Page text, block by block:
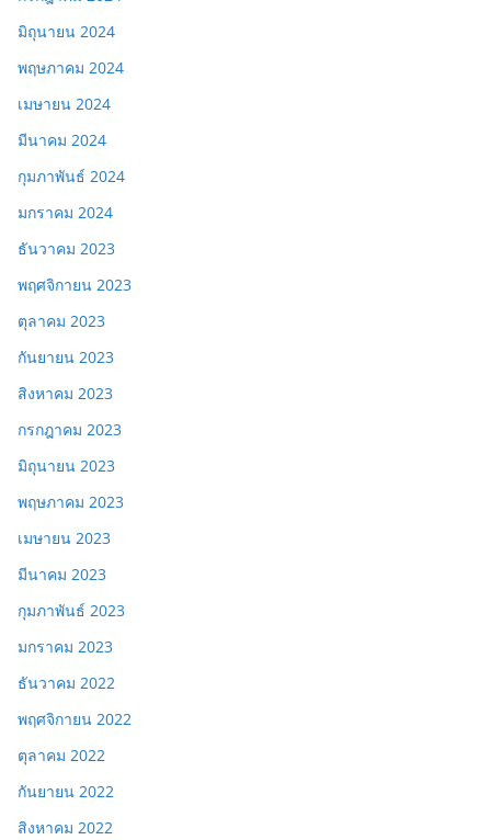
มิถุนายน 2024
พฤษภาคม 2024
เมษายน 2024
มีนาคม 2024
กุมภาพันธ์ 2024
มกราคม 2024
ธันวาคม 2023
พฤศจิกายน 2023
ตุลาคม 2023
กันยายน 2023
สิงหาคม 2023
กรกฎาคม 2023
มิถุนายน 2023
พฤษภาคม 2023
เมษายน 2023
มีนาคม 2023
กุมภาพันธ์ 2023
มกราคม 2023
ธันวาคม 2022
พฤศจิกายน 2022
ตุลาคม 2022
กันยายน 2022
สิงหาคม 2022